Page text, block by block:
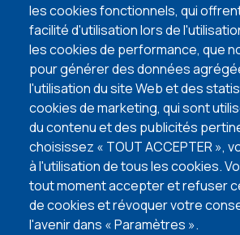
les cookies fonctionnels, qui
facilité d'utilisation lors de
les cookies de performance, que
pour générer des données
l'utilisation du site Web et des
cookies de marketing, qui sont
du contenu et des publicités
choisissez « TOUT ACCEPTER »,
à l'utilisation de tous les cookies.
tout moment accepter et refuser
de cookies et révoquer votre
l'avenir dans « Paramètres ».
terrain à bâtir
lire l'article
VISITEZ NOS MAISONS